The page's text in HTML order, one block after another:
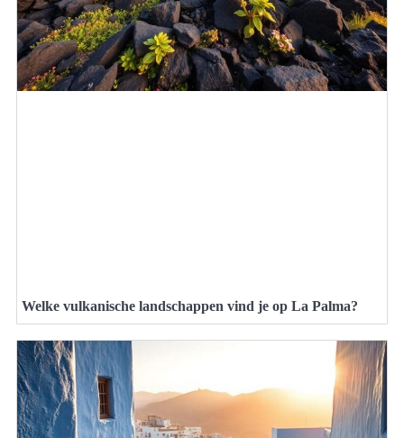
Welke vulkanische landschappen vind je op La Palma?